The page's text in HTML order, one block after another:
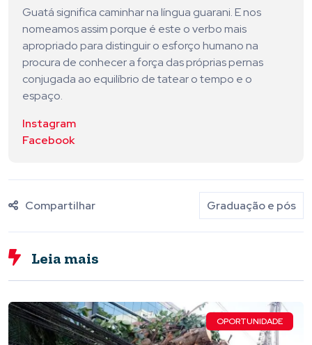
Guatá significa caminhar na língua guarani. E nos
nomeamos assim porque é este o verbo mais
apropriado para distinguir o esforço humano na
procura de conhecer a força das próprias pernas
conjugada ao equilíbrio de tatear o tempo e o
espaço.
Instagram
Facebook
Compartilhar Graduação e pós
Leia mais
OPORTUNIDADE